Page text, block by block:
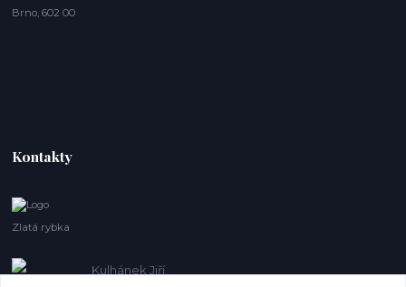
Brno, 602 00
Kontakty
Zlatá rybka
Kulhánek Jiří